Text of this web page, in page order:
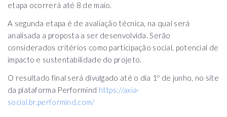
etapa ocorrerá até 8 de maio.
A segunda etapa é de avaliação técnica, na qual será
analisada a proposta a ser desenvolvida. Serão
considerados critérios como participação social, potencial de
impacto e sustentabilidade do projeto.
O resultado final será divulgado até o dia 1º de junho, no site
da plataforma Performind https://axia-
social.br.performind.com/